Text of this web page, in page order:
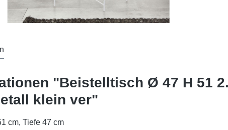
"Beistelltisch Ø 47 H 51
klein ver"
cm, Tiefe 47 cm